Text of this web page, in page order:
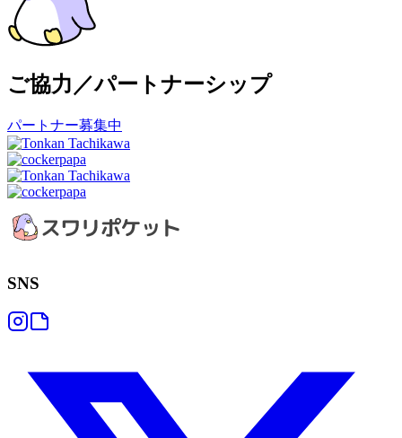
ご協力／パートナーシップ
パートナー募集中
SNS